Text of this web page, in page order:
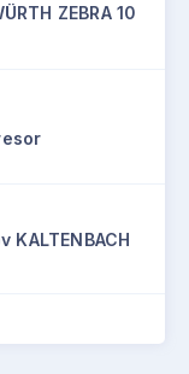
ZEBRA 10